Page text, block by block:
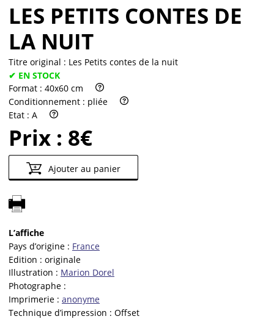
LES PETITS CONTES DE
LA NUIT
Titre original : Les Petits contes de la nuit
✔ EN STOCK
Format : 40x60 cm
Conditionnement : pliée
Etat : A
Prix : 8€
Ajouter au panier
L’affiche
Pays d’origine : France
Edition : originale
Illustration : Marion Dorel
Photographe :
Imprimerie : anonyme
Technique d’impression : Offset